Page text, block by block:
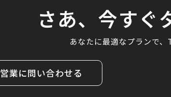
さあ、今すぐ
あなたに最適なプランで
営業に問い合わせる